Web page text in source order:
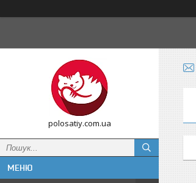
polosatiy.com.ua